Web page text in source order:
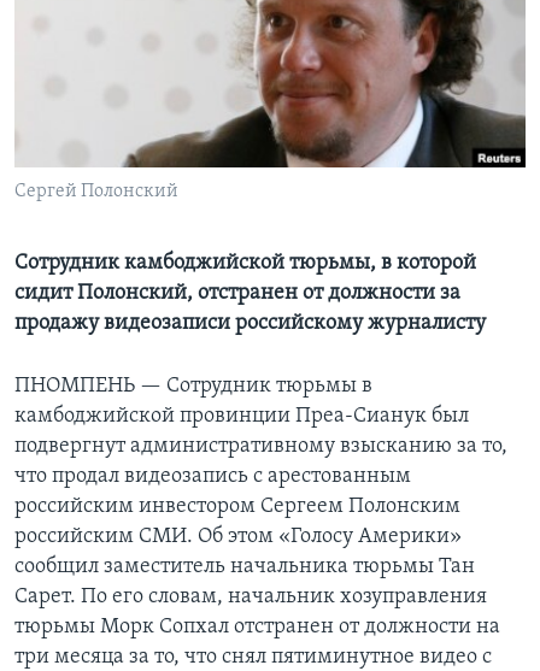
Сергей Полонский
Сотрудник камбоджийской тюрьмы, в которой
сидит Полонский, отстранен от должности за
продажу видеозаписи российскому журналисту
ПНОМПЕНЬ — Сотрудник тюрьмы в
камбоджийской провинции Преа-Сианук был
подвергнут административному взысканию за то,
что продал видеозапись с арестованным
российским инвестором Сергеем Полонским
российским СМИ. Об этом «Голосу Америки»
сообщил заместитель начальника тюрьмы Тан
Сарет. По его словам, начальник хозуправления
тюрьмы Морк Сопхал отстранен от должности на
три месяца за то, что снял пятиминутное видео с